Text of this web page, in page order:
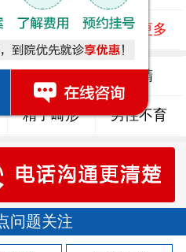
泌尿感染 了解更多
少精 弱精
精子畸形 男性不育
问题关注